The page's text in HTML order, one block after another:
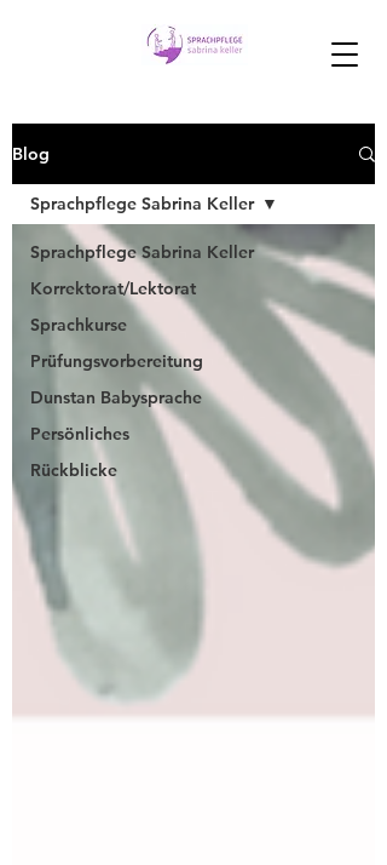
Blog
Sprachpflege Sabrina Keller
Korrektorat/Lektorat
Sprachkurse
Prüfungsvorbereitung
Dunstan Babysprache
Persönliches
Rückblicke
Sprachpflege Sabrina Keller